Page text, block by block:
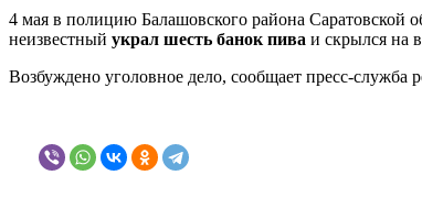
4 мая в полицию Балашовского района Саратовской
неизвестный украл шесть банок пива и скрылся на
Возбуждено уголовное дело, сообщает пресс-